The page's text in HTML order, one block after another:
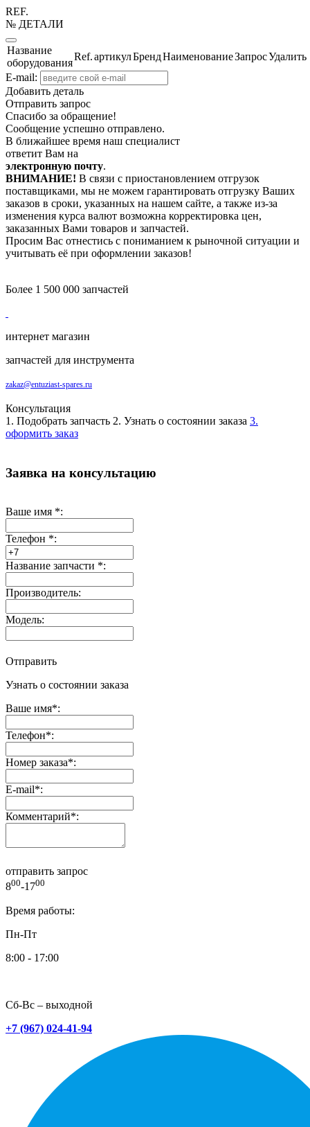
REF.
№ ДЕТАЛИ
Название
оборудования
Ref.артикулБрендНаименованиеЗапросУдалить
E-mail:
Добавить деталь
Отправить запрос
Спасибо за обращение!
Сообщение успешно отправлено.
В ближайшее время наш специалист
ответит Вам на
электронную почту.
ВНИМАНИЕ! В связи с приостановлением отгрузок
поставщиками, мы не можем гарантировать отгрузку Ваших
заказов в сроки, указанных на нашем сайте, а также из-за
изменения курса валют возможна корректировка цен,
заказанных Вами товаров и запчастей.
Просим Вас отнестись с пониманием к рыночной ситуации и
учитывать её при оформлении заказов!
Более 1 500 000 запчастей
интернет магазин
запчастей для инструмента
zakaz@entuziast-spares.ru
Консультация
1. Подобрать запчасть 2. Узнать о состоянии заказа 3.
оформить заказ
Заявка на консультацию
Ваше имя *:
Телефон *:
Название запчасти *:
Производитель:
Модель:
Отправить
Узнать о состоянии заказа
Ваше имя*:
Телефон*:
Номер заказа*:
E-mail*:
Комментарий*:
отправить запрос
800-1700
Время работы:
Пн-Пт
8:00 - 17:00
Сб-Вс – выходной
+7 (967) 024-41-94